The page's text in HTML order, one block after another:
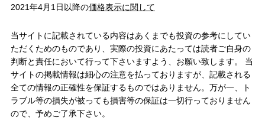
2021年4月1日以降の価格表示に関して
当サイトに記載されている内容はあくまでも投資の参考にしてい
ただくためのものであり、実際の投資にあたっては読者ご自身の
判断と責任において行って下さいますよう、お願い致します。 当
サイトの掲載情報は細心の注意を払っておりますが、記載される
全ての情報の正確性を保証するものではありません。万が一、ト
ラブル等の損失が被っても損害等の保証は一切行っておりません
ので、予めご了承下さい。